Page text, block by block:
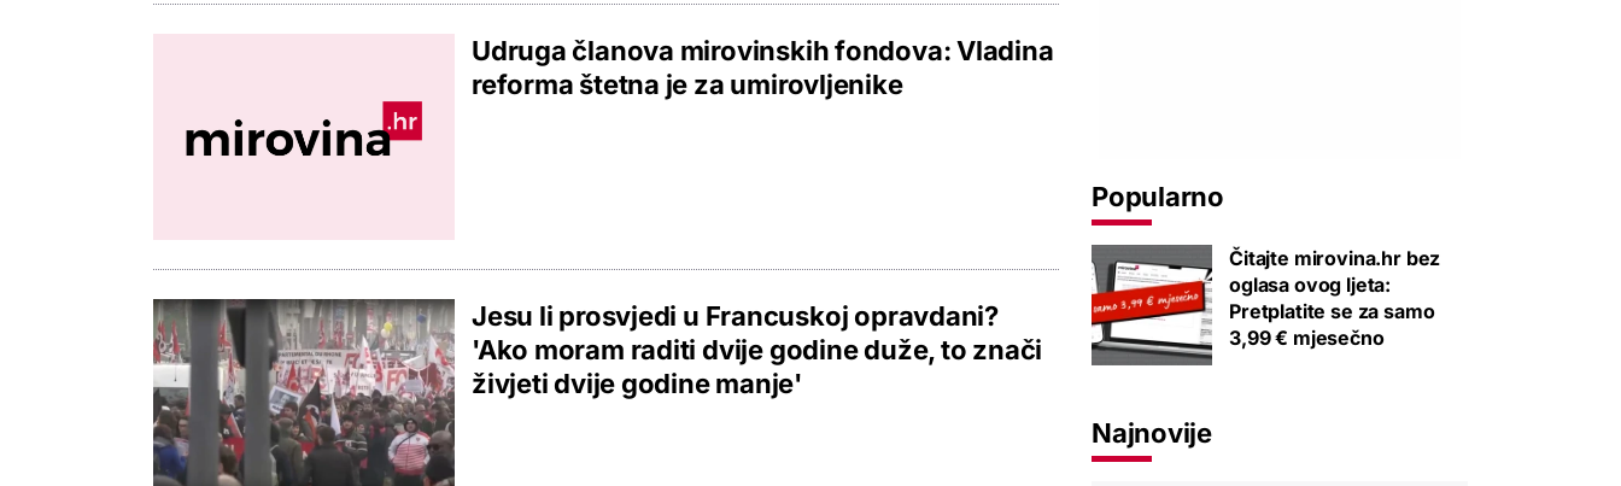
Udruga članova mirovinskih fondova: Vladina
reforma štetna je za umirovljenike
Jesu li prosvjedi u Francuskoj opravdani?
'Ako moram raditi dvije godine duže, to znači
živjeti dvije godine manje'
Popularno
Čitajte mirovina.hr bez
oglasa ovog ljeta:
Pretplatite se za samo
3,99 € mjesečno
Najnovije